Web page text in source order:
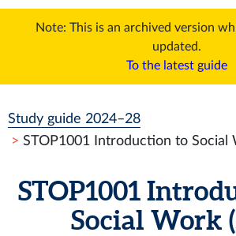
Note: This is an archived version
updated.
To the latest guide
Study guide 2024–28
STOP1001 Introduction to Social
STOP1001
Social Work